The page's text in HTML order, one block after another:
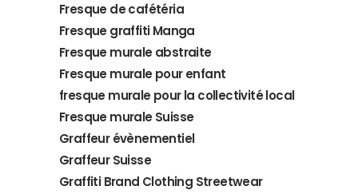
Fresque de cafétéria
Fresque graffiti Manga
Fresque murale abstraite
Fresque murale pour enfant
fresque murale pour la collectivité local
Fresque murale Suisse
Graffeur évènementiel
Graffeur Suisse
Graffiti Brand Clothing Streetwear